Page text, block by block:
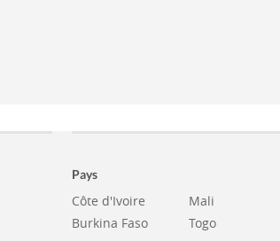
Pays
Côte d'Ivoire
Burkina Faso
Mali
Togo